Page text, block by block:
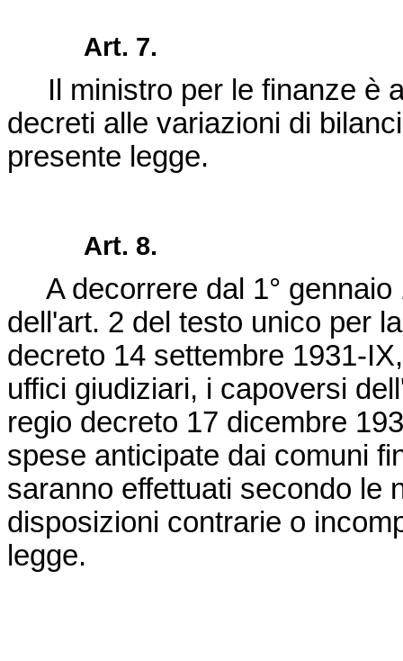
Art. 7.
Il ministro per le finanze è
decreti alle variazioni di
presente legge.
Art. 8.
A decorrere dal 1° gennaio
dell'art. 2 del testo unico per
decreto 14 settembre 1931-
uffici giudiziari, i capoversi
regio decreto 17 dicembre
spese anticipate dai comuni
saranno effettuati secondo le
disposizioni contrarie o
legge.